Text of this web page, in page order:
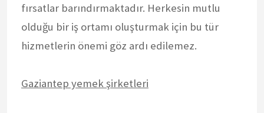
fırsatlar barındırmaktadır. Herkesin mutlu
olduğu bir iş ortamı oluşturmak için bu tür
hizmetlerin önemi göz ardı edilemez.
Gaziantep yemek şirketleri